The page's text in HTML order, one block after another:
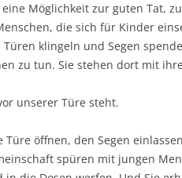
Möglichkeit zur guten Tat,
die sich für Kinder
klingeln und Segen
zu tun. Sie stehen dort mit
unserer Türe steht.
Türe öffnen, den Segen
spüren mit jungen